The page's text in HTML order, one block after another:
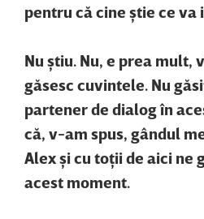
pentru că cine ştie ce va
Nu ştiu. Nu, e prea mult,
găsesc cuvintele. Nu
partener de dialog în
că, v-am spus, gândul
Alex şi cu toţii de aici ne
acest moment.